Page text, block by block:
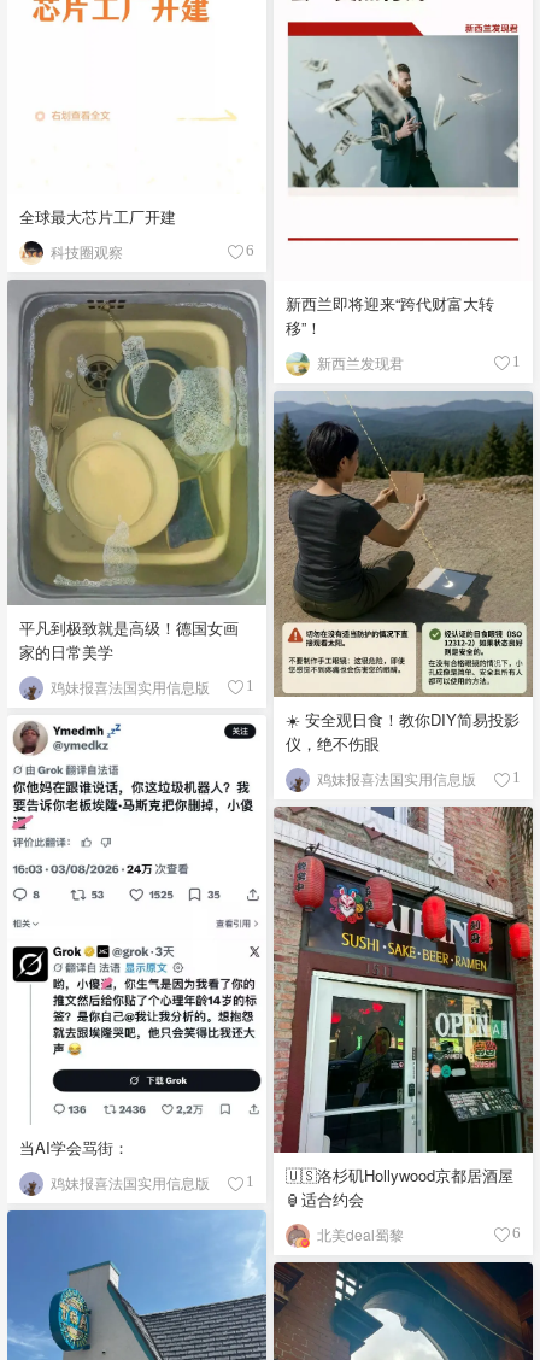
全球最大芯片工厂开建
科技圈观察 6
新西兰即将迎来“跨代财富大转
移”！
新西兰发现君 1
平凡到极致就是高级！德国女画
家的日常美学
鸡妹报喜法国实用信息版 1
☀️ 安全观日食！教你DIY简易投影
仪，绝不伤眼
鸡妹报喜法国实用信息版 1
当AI学会骂街：
鸡妹报喜法国实用信息版 1
🇺🇸洛杉矶Hollywood京都居酒屋
🏮适合约会
北美deal蜀黎 6